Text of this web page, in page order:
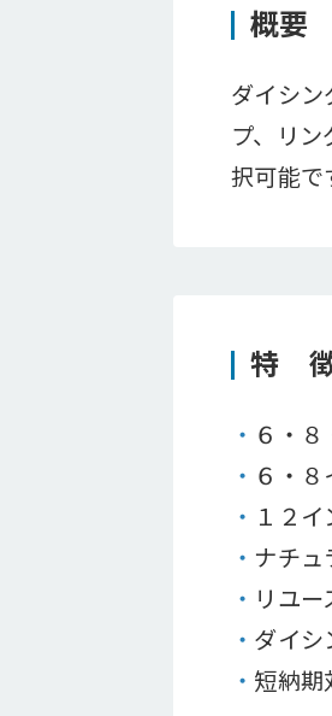
概要
ダイシン
プ、リ
択可能で
特
・ ６・
・ ６・
・ １２
・ ナチュ
・ リユ
・ ダイシ
・ 短納期